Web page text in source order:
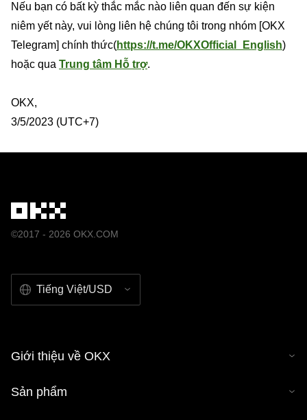
Nếu bạn có bất kỳ thắc mắc nào liên quan đến sự kiện
niêm yết này, vui lòng liên hệ chúng tôi trong nhóm [OKX
Telegram] chính thức(https://t.me/OKXOfficial_English)
hoặc qua Trung tâm Hỗ trợ.
OKX,
3/5/2023 (UTC+7)
©2017 - 2026 OKX.COM
Tiếng Việt/USD
Giới thiệu về OKX
Sản phẩm